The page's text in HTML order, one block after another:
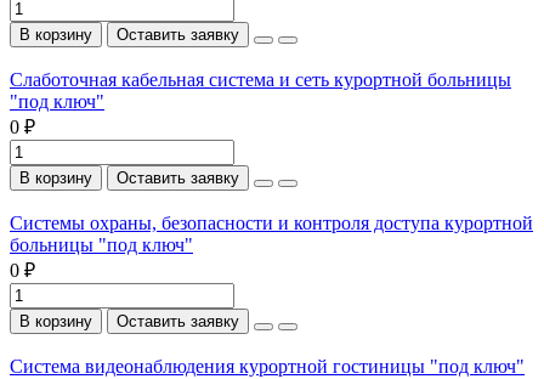
В корзину Оставить заявку
Слаботочная кабельная система и сеть курортной больницы
"под ключ"
0 ₽
В корзину Оставить заявку
Системы охраны, безопасности и контроля доступа курортной
больницы "под ключ"
0 ₽
В корзину Оставить заявку
Система видеонаблюдения курортной гостиницы "под ключ"